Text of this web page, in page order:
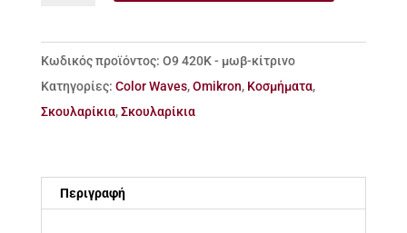
925
κύμα
με
μωβ
κρεμαστό
Κωδικός προϊόντος: Ο9 420Κ - μωβ-κίτρινο
Κατηγορίες: Color Waves,Omikron, Κοσμήματα,
Σκουλαρίκια,Σκουλαρίκια
Περιγραφή